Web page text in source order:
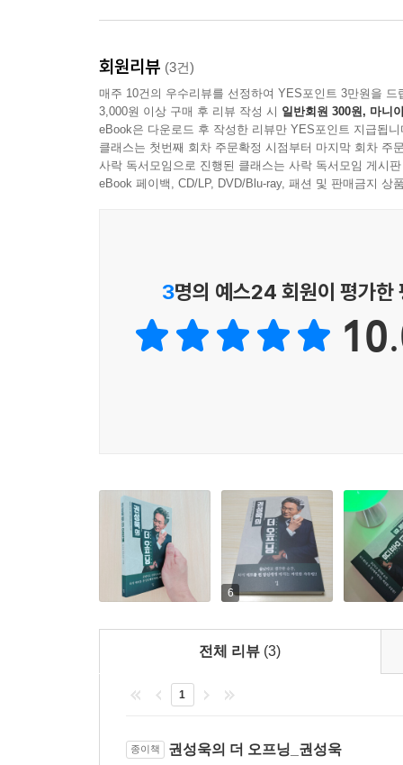
회원리뷰 (3건)
매주 10건의 우수리뷰를 선정하여 YES포인트 3만원을 드
3,000원 이상 구매 후 리뷰 작성 시 일반회원 300원, 마니
eBook은 다운로드 후 작성한 리뷰만 YES포인트 지급됩니
클래스는 첫번째 회차 주문확정 시점부터 마지막 회차 주
사락 독서모임으로 진행된 클래스는 사락 독서모임 게시
eBook 페이백, CD/LP, DVD/Blu-ray, 패션 및 판매금지 상
3명의 예스24 회원이 평가한
6
전체 리뷰 (3)
1
종이책 권성욱의 더 오프닝_권성욱